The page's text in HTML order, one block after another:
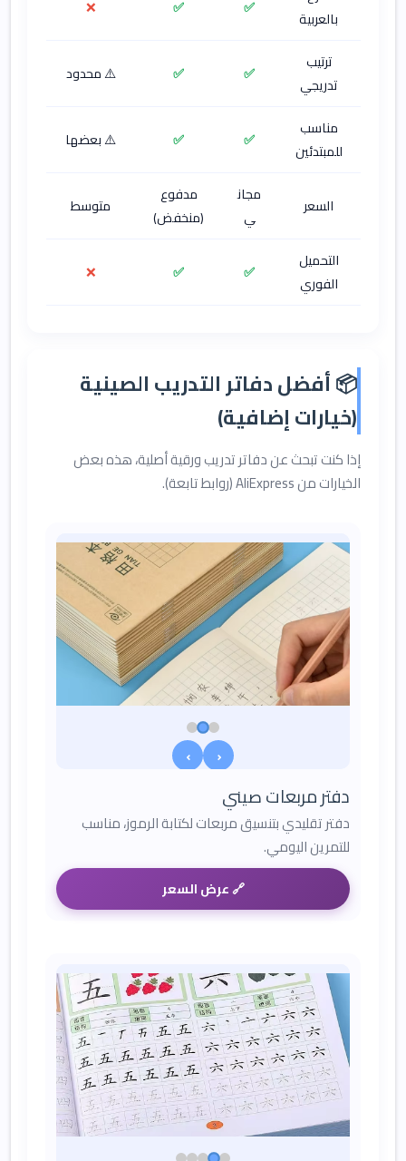
بالعربية
✅
✅
❌
ترتيب
تدريجي
✅
✅ ⚠️ محدود
مناسب
للمبتدئين
✅
✅ ⚠️ بعضها
السعر
مجان
ي
مدفوع
(منخفض)
متوسط
التحميل
الفوري
✅
✅
❌
📦 أفضل دفاتر التدريب الصينية
(خيارات إضافية)
إذا كنت تبحث عن دفاتر تدريب ورقية أصلية، هذه بعض
الخيارات من AliExpress (روابط تابعة).
‹
›
دفتر مربعات صيني
دفتر تقليدي بتنسيق مربعات لكتابة الرموز، مناسب
للتمرين اليومي.
🔗 عرض السعر